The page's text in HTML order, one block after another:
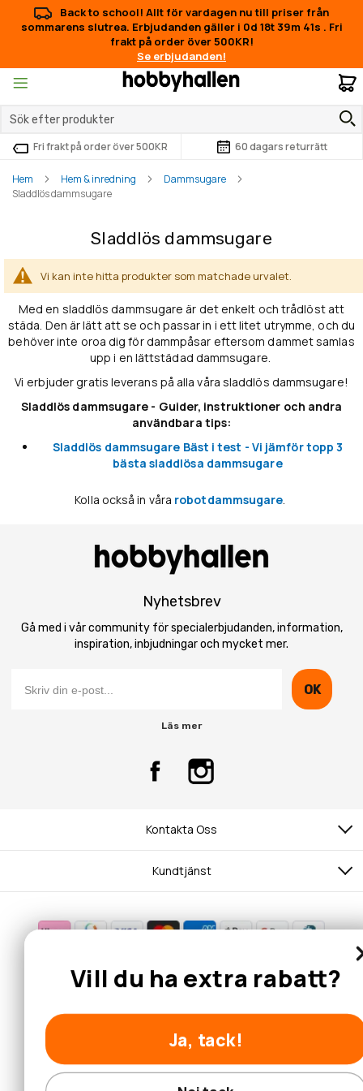
Back to school! Allt för vardagen nu till priser från
sommarens slutrea. Erbjudanden gäller i 0d 18t 39m 41s . Fri
frakt på order över 500KR!
Se erbjudanden!
Fri frakt på order över 500KR 60 dagars returrätt
Hem Hem & inredning
Dammsugare
Sladdlös dammsugare
Sladdlös dammsugare
Vi kan inte hitta produkter som matchade urvalet.
Med en sladdlös dammsugare är det enkelt och trådlöst att
städa. Den är lätt att se och passar in i ett litet utrymme, och du
behöver inte oroa dig för dammpåsar eftersom dammet samlas
upp i en lättstädad dammsugare.
Vi erbjuder gratis leverans på alla våra sladdlös dammsugare!
Sladdlös dammsugare - Guider, instruktioner och andra
användbara tips:
Sladdlös dammsugare Bäst i test - Vi jämför topp 3
bästa sladdlösa dammsugare
Kolla också in våra robotdammsugare.
Nyhetsbrev
Gå med i vår community för specialerbjudanden, information,
inspiration, inbjudningar och mycket mer.
OK
Läs mer
Kontakta Oss
Kundtjänst
Vill du ha extra rabatt?
Nej tack